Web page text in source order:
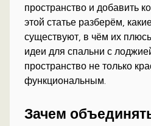
пространство и добавить
этой статье разберём,
существуют, в чём их
идеи для спальни с
пространство не только
функциональным.
Зачем